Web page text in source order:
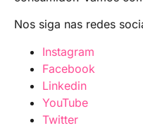
Nos siga nas redes
Instagram
Facebook
Linkedin
YouTube
Twitter